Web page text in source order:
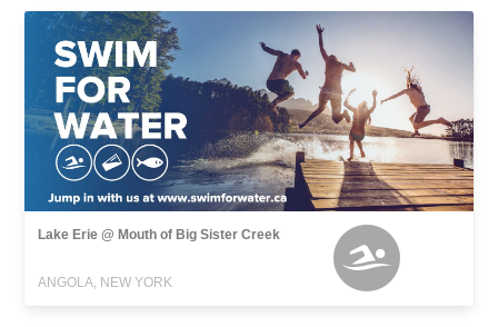
Lake Erie @ Mouth of Big Sister Creek
ANGOLA, NEW YORK